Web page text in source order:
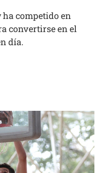
ha competido en
convertirse en el
día.